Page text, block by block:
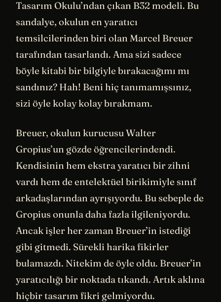
Tasarım Okulu’ndan çıkan B32 modeli. Bu
sandalye, okulun en yaratıcı
temsilcilerinden biri olan Marcel Breuer
tarafından tasarlandı. Ama sizi sadece
böyle kitabi bir bilgiyle bırakacağımı mı
sandınız? Hah! Beni hiç tanımamışsınız,
sizi öyle kolay kolay bırakmam.
Breuer, okulun kurucusu Walter
Gropius’un gözde öğrencilerindendi.
Kendisinin hem ekstra yaratıcı bir zihni
vardı hem de entelektüel birikimiyle sınıf
arkadaşlarından ayrışıyordu. Bu sebeple de
Gropius onunla daha fazla ilgileniyordu.
Ancak işler her zaman Breuer’in istediği
gibi gitmedi. Sürekli harika fikirler
bulamazdı. Nitekim de öyle oldu. Breuer’in
yaratıcılığı bir noktada tıkandı. Artık aklına
hiçbir tasarım fikri gelmiyordu.